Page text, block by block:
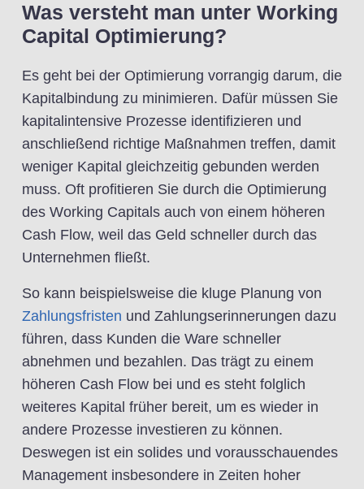
Was versteht man unter Working
Capital Optimierung?
Es geht bei der Optimierung vorrangig darum, die
Kapitalbindung zu minimieren. Dafür müssen Sie
kapitalintensive Prozesse identifizieren und
anschließend richtige Maßnahmen treffen, damit
weniger Kapital gleichzeitig gebunden werden
muss. Oft profitieren Sie durch die Optimierung
des Working Capitals auch von einem höheren
Cash Flow, weil das Geld schneller durch das
Unternehmen fließt.
So kann beispielsweise die kluge Planung von
Zahlungsfristen und Zahlungserinnerungen dazu
führen, dass Kunden die Ware schneller
abnehmen und bezahlen. Das trägt zu einem
höheren Cash Flow bei und es steht folglich
weiteres Kapital früher bereit, um es wieder in
andere Prozesse investieren zu können.
Deswegen ist ein solides und vorausschauendes
Management insbesondere in Zeiten hoher